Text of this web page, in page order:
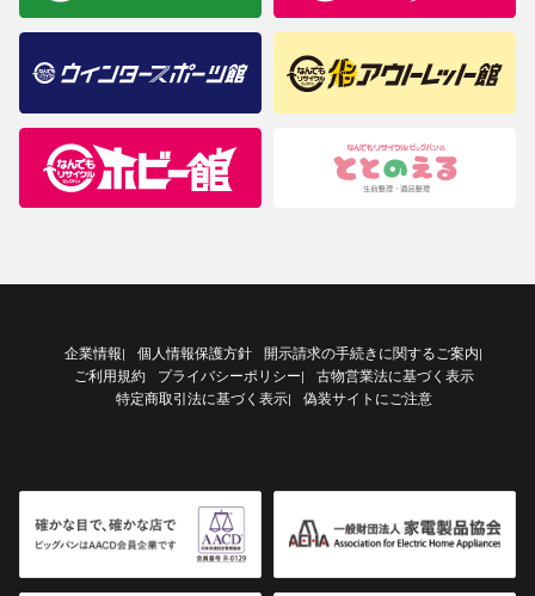
企業情報| 個人情報保護方針 開示請求の手続きに関するご案内|
ご利用規約 プライバシーポリシー|
古物営業法に基づく表示
特定商取引法に基づく表示| 偽装サイトにご注意